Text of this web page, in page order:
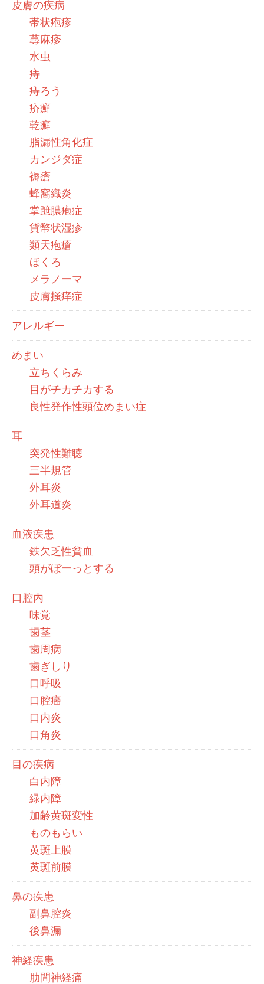
皮膚の疾病
帯状疱疹
蕁麻疹
水虫
痔
痔ろう
疥癬
乾癬
脂漏性角化症
カンジダ症
褥瘡
蜂窩織炎
掌蹠膿疱症
貨幣状湿疹
類天疱瘡
ほくろ
メラノーマ
皮膚掻痒症
アレルギー
めまい
立ちくらみ
目がチカチカする
良性発作性頭位めまい症
耳
突発性難聴
三半規管
外耳炎
外耳道炎
血液疾患
鉄欠乏性貧血
頭がぼーっとする
口腔内
味覚
歯茎
歯周病
歯ぎしり
口呼吸
口腔癌
口内炎
口角炎
目の疾病
白内障
緑内障
加齢黄斑変性
ものもらい
黄斑上膜
黄斑前膜
鼻の疾患
副鼻腔炎
後鼻漏
神経疾患
肋間神経痛